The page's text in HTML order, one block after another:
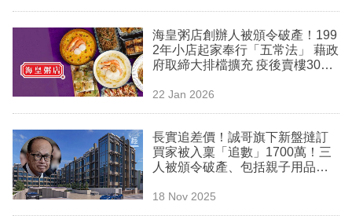
技
職
場
生
時
事
海皇粥店創辦人被頒令破產！199
2年小店起家奉行「五常法」 藉政
府取締大排檔擴充 疫後賣樓3000
22 Jan 2026
長實追差價！誠哥旗下新盤撻訂
買家被入稟「追數」1700萬‎！三
人被頒令破產、包括親子用品網
18 Nov 2025